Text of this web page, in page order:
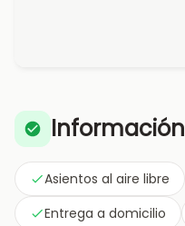
Asientos al aire libre
Entrega a domicilio